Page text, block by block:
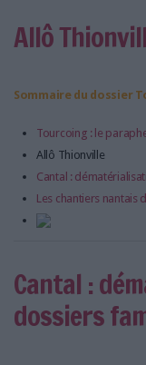
Allô
Sommaire du dossier
Tourcoing : le
Allô Thionville
Cantal :
Les chantiers nantais
Cantal :
dossiers